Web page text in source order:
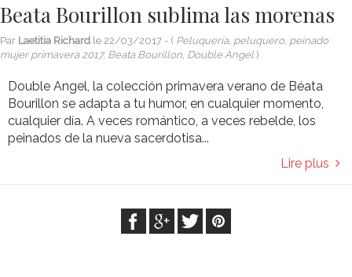
Beata Bourillon sublima las morenas
Par Laetitia Richard le 22/03/2017 - ( Peluquería, peluquero, peinado
mujer primavera 2017, Beata Bourillon, Double Angel )
Double Angel, la colección primavera verano de Béata
Bourillon se adapta a tu humor, en cualquier momento,
cualquier día. A veces romántico, a veces rebelde, los
peinados de la nueva sacerdotisa...
Lire plus